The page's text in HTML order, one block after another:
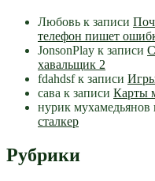
Любовь к записи
телефон пишет
JonsonPlay к записи
хавальщик 2
fdahdsfк записи
сава к записи Карты
нурик мухамедьянов
сталкер
Рубрики